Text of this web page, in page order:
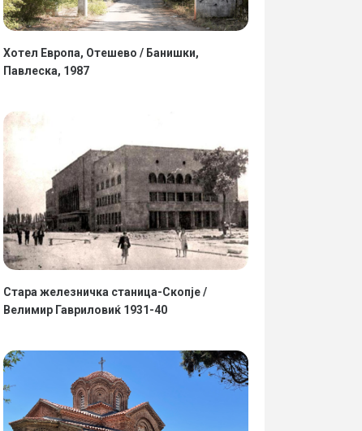
•Став
Хотел Европа, Отешево / Банишки,
Павлеска, 1987
Стара железничка станица-Скопје /
Велимир Гавриловиќ 1931-40